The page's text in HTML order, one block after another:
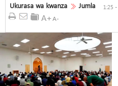
Ukurasa wa kwanza Jumla 1:25